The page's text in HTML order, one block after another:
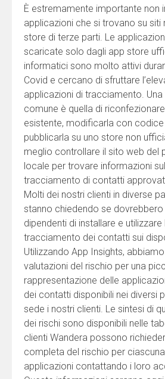
È estremamente importante non
applicazioni che si trovano su siti
store di terze parti. Le
scaricate solo dagli app store
informatici sono molto attivi
Covid e cercano di sfruttare
applicazioni di tracciamento.
comune è quella di
esistente, modificarla con
pubblicarla su uno store non
meglio controllare il sito web del
locale per trovare informazioni
tracciamento di contatti
Molti dei nostri clienti in diverse
stanno chiedendo se
dipendenti di installare e
tracciamento dei contatti sui
Utilizzando App Insights,
valutazioni del rischio per una
rappresentazione delle
dei contatti disponibili nei diversi
sede i nostri clienti. Le sintesi di
dei rischi sono disponibili nelle
clienti Wandera possono
completa del rischio per
applicazioni contattando i loro